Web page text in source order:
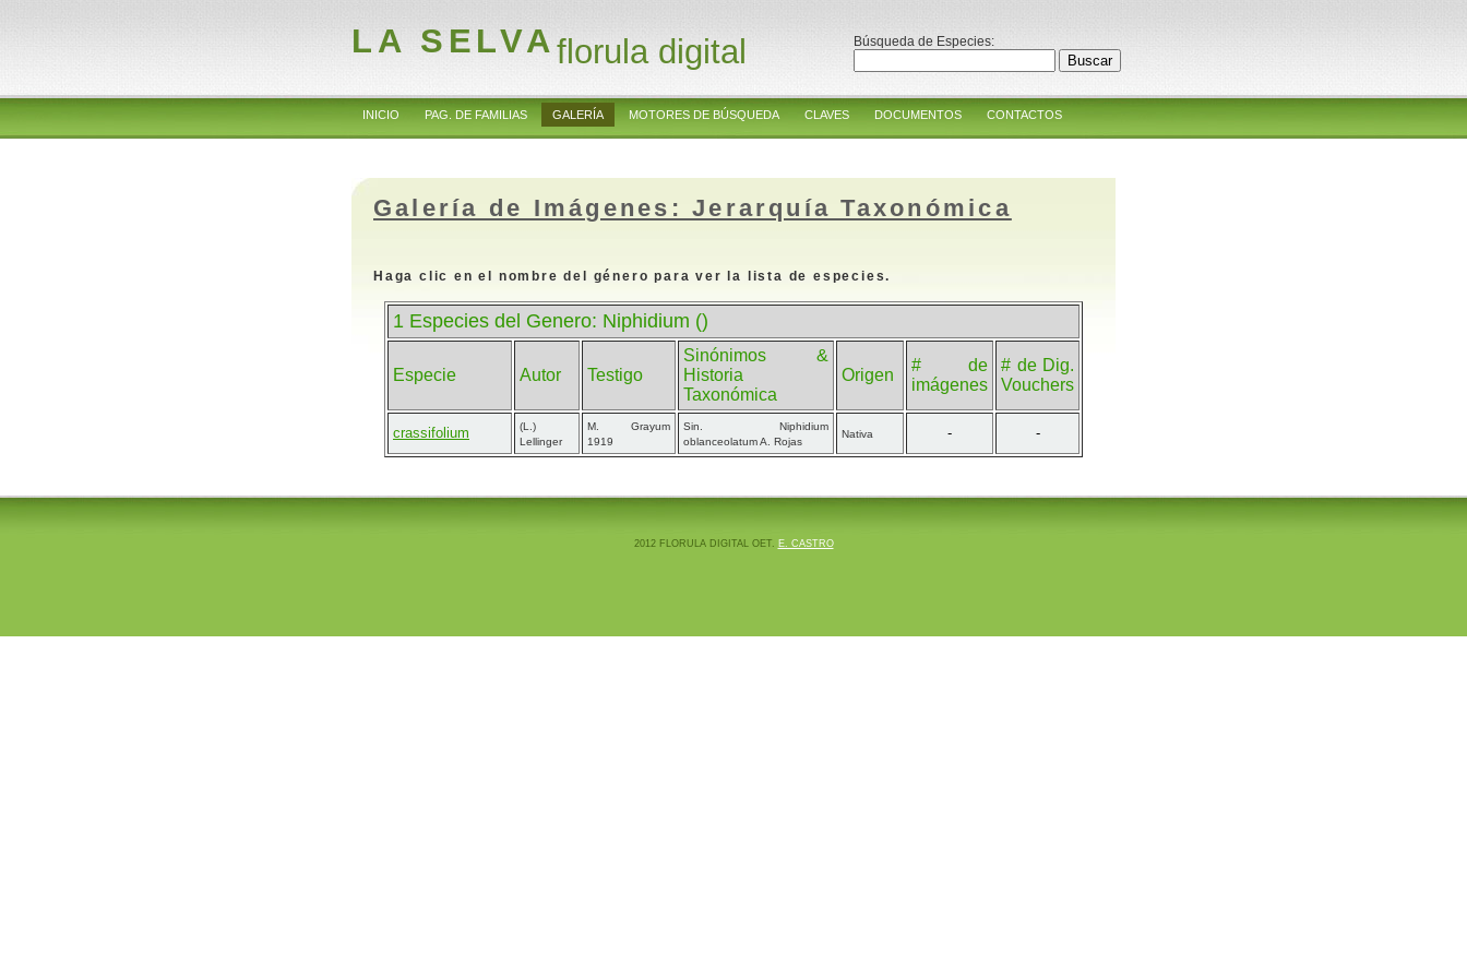
LA SELVAflorula digital Búsqueda de Especies:
INICIO PAG. DE FAMILIAS GALERÍA MOTORES DE BÚSQUEDA CLAVES DOCUMENTOS CONTACTOS
Galería de Imágenes: Jerarquía Taxonómica
Haga clic en el nombre del género para ver la lista de especies.
1 Especies del Genero: Niphidium ()
Especie Autor Testigo
Sinónimos &
Historia
Taxonómica
Origen
# de
imágenes
# de Dig.
Vouchers
crassifolium
(L.)
Lellinger
M. Grayum
1919
Sin. Niphidium
oblanceolatum A. Rojas
Nativa - -
2012 FLORULA DIGITAL OET. E. CASTRO